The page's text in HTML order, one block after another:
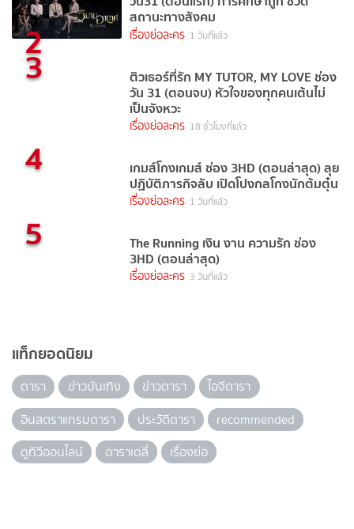
2 สถานะทางสังคม
เรื่องย่อละคร 1 วันที่แล้ว
3 ติวเธอร์ที่รัก MY TUTOR, MY LOVE ช่อง
วัน 31 (ตอนจบ) หัวใจของทุกคนเต้นไม่
เป็นจังหวะ
เรื่องย่อละคร 18 ชั่วโมงที่แล้ว
4 เกมส์โกงเกมส์ ช่อง 3HD (ตอนล่าสุด) ลุย
ปฏิบัติภารกิจลับ เปิดโปงกลโกงนักต้มตุ๋น
เรื่องย่อละคร 1 วันที่แล้ว
5 The Running เงิน งาน ความรัก ช่อง
3HD (ตอนล่าสุด)
เรื่องย่อละคร 3 วันที่แล้ว
แท็กยอดนิยม
ดารา ข่าวบันเทิง ข่าวดารา
ไอจีดารา
อินสตราแกรมดารา
ประวัติดารา
recommended
ดูทีวีออนไลน์
ดาราเดลี่ เรื่องย่อ